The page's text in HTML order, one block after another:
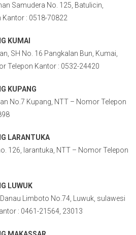
Samudera No. 125, Batulicin,
: 0518-70822
KUMAI
SH No. 16 Pangkalan Bun, Kumai,
Telepon Kantor : 0532-24420
KUPANG
No.7 Kupang, NTT – Nomor Telepon
LARANTUKA
126, larantuka, NTT – Nomor Telepon
LUWUK
Limboto No.74, Luwuk, sulawesi
: 0461-21564, 23013